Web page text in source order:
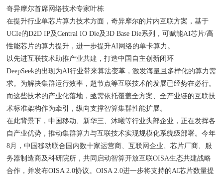
奇异摩尔首席网络技术专家叶栋
在提升行业单芯片算力技术方面，奇异摩尔的片内互联方案，基于
UCIe的D2D IP及Central IO Die及3D Base Die系列，可赋能AI芯片/高
性能芯片的算力提升，进一步提升AI网络的单卡算力。
以先进互联技术助推产业共建，打造中国自主创新闭环
DeepSeek的出现为AI行业带来算法变革，激发海量且多样化的算力需
求。为解决集群运行效率，超节点等互联技术的发展已经势在必行。
而这些技术的产业化落地，亟需依托覆盖全方案、全产业链的互联技
术标准架构作为牵引，纵向支撑智算集群性能扩展。
在此背景下，中国移动、新华三、沐曦等行业头部企业，正在发挥各
自产业优势，推动集群算力与互联技术实现规模化系统级部署。今年
8月，中国移动联合国内数十家运营商、互联网企业、芯片厂商、服
务器制造商及科研院所，共同启动智算开放互联OISA生态共建战略
合作，并发布OISA 2.0协议。OISA 2.0进一步将支持的AI芯片数量提